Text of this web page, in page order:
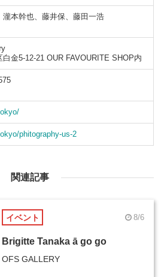
瀧本幹也、藤井保、藤田一浩
白金5-12-21 OUR FAVOURITE SHOP内
phitography-us-2
関連記事
イベント 8/6
Brigitte Tanaka ā go go
OFS GALLERY